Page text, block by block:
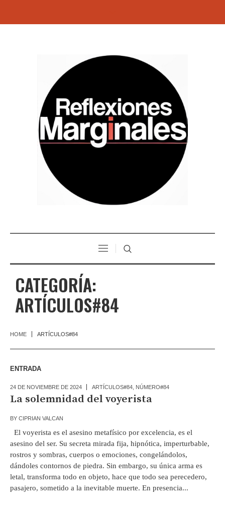
CATEGORÍA:
ARTÍCULOS#84
HOME ARTÍCULOS#84
ENTRADA
24 DE NOVIEMBRE DE 2024 ARTÍCULOS#84 NÚMERO#84
La solemnidad del voyerista
BY CIPRIAN VALCAN
El voyerista es el asesino metafísico por excelencia, es el
asesino del ser. Su secreta mirada fija, hipnótica, imperturbable,
rostros y sombras, cuerpos o emociones, congelándolos,
dándoles contornos de piedra. Sin embargo, su única arma es
letal, transforma todo en objeto, hace que todo sea perecedero,
pasajero, sometido a la inevitable muerte. En presencia...